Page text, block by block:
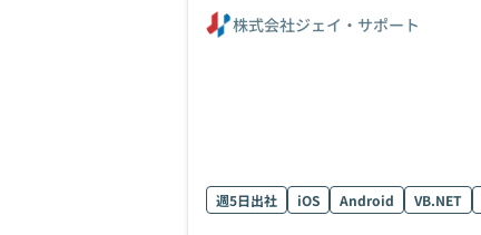
株式会社ジェイ・サポート
週5日出社 iOS Android VB.NET